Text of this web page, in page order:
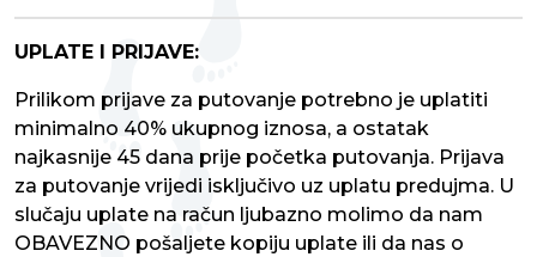
UPLATE I PRIJAVE:
Prilikom prijave za putovanje potrebno je uplatiti
minimalno 40% ukupnog iznosa, a ostatak
najkasnije 45 dana prije početka putovanja. Prijava
za putovanje vrijedi isključivo uz uplatu predujma. U
slučaju uplate na račun ljubazno molimo da nam
OBAVEZNO pošaljete kopiju uplate ili da nas o